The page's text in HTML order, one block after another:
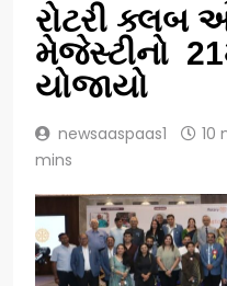
રોટરી ક્લબ
મેજેસ્ટીનો
યોજાયો
newsaaspaas1 10
mins